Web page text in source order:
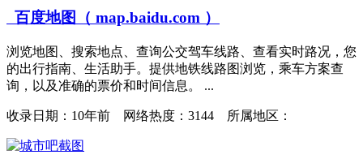
百度地图（ map.baidu.com ）
浏览地图、搜索地点、查询公交驾车线路、查看实时路况，您
的出行指南、生活助手。提供地铁线路图浏览，乘车方案查
询，以及准确的票价和时间信息。 ...
收录日期： 10年前 网络热度：3144 所属地区：